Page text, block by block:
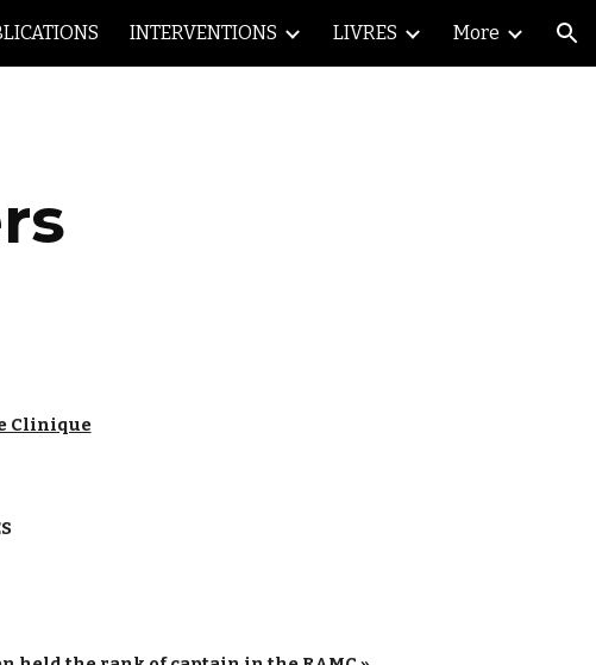
navigation INTERVENTIONS LIVRES More
Clinique